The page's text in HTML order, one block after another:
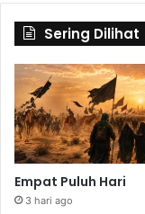
Sering Dilihat
Empat Puluh Hari
3 hari ago